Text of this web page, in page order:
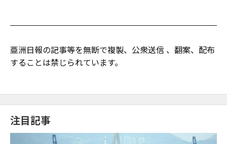
亜洲日報の記事等を無断で複製、公衆送信 、翻案、配布
することは禁じられています。
注目記事